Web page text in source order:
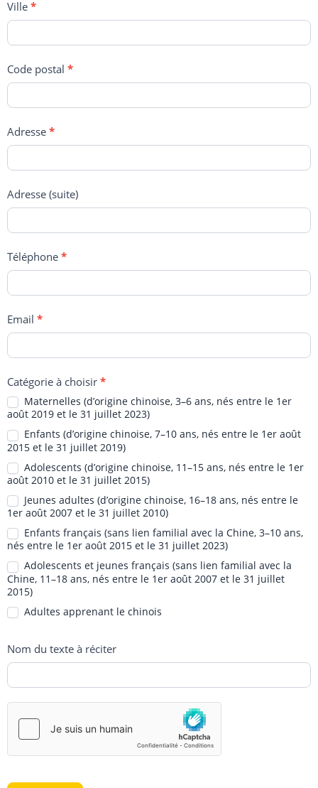
Ville *
Code postal *
Adresse *
Adresse (suite)
Téléphone *
Email *
Catégorie à choisir *
Maternelles (d’origine chinoise, 3–6 ans, nés entre le 1er
août 2019 et le 31 juillet 2023)
Enfants (d’origine chinoise, 7–10 ans, nés entre le 1er août
2015 et le 31 juillet 2019)
Adolescents (d’origine chinoise, 11–15 ans, nés entre le 1er
août 2010 et le 31 juillet 2015)
Jeunes adultes (d’origine chinoise, 16–18 ans, nés entre le
1er août 2007 et le 31 juillet 2010)
Enfants français (sans lien familial avec la Chine, 3–10 ans,
nés entre le 1er août 2015 et le 31 juillet 2023)
Adolescents et jeunes français (sans lien familial avec la
Chine, 11–18 ans, nés entre le 1er août 2007 et le 31 juillet
2015)
Adultes apprenant le chinois
Nom du texte à réciter